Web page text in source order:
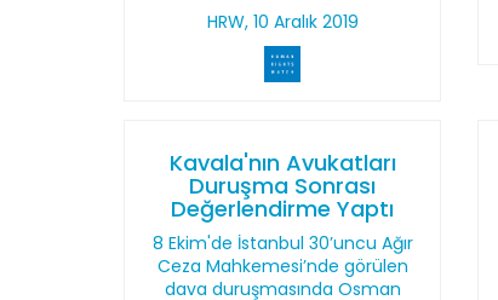
HRW, 10 Aralık 2019
Kavala'nın Avukatları
Duruşma Sonrası
Değerlendirme Yaptı
8 Ekim'de İstanbul 30’uncu Ağır
Ceza Mahkemesi’nde görülen
dava duruşmasında Osman